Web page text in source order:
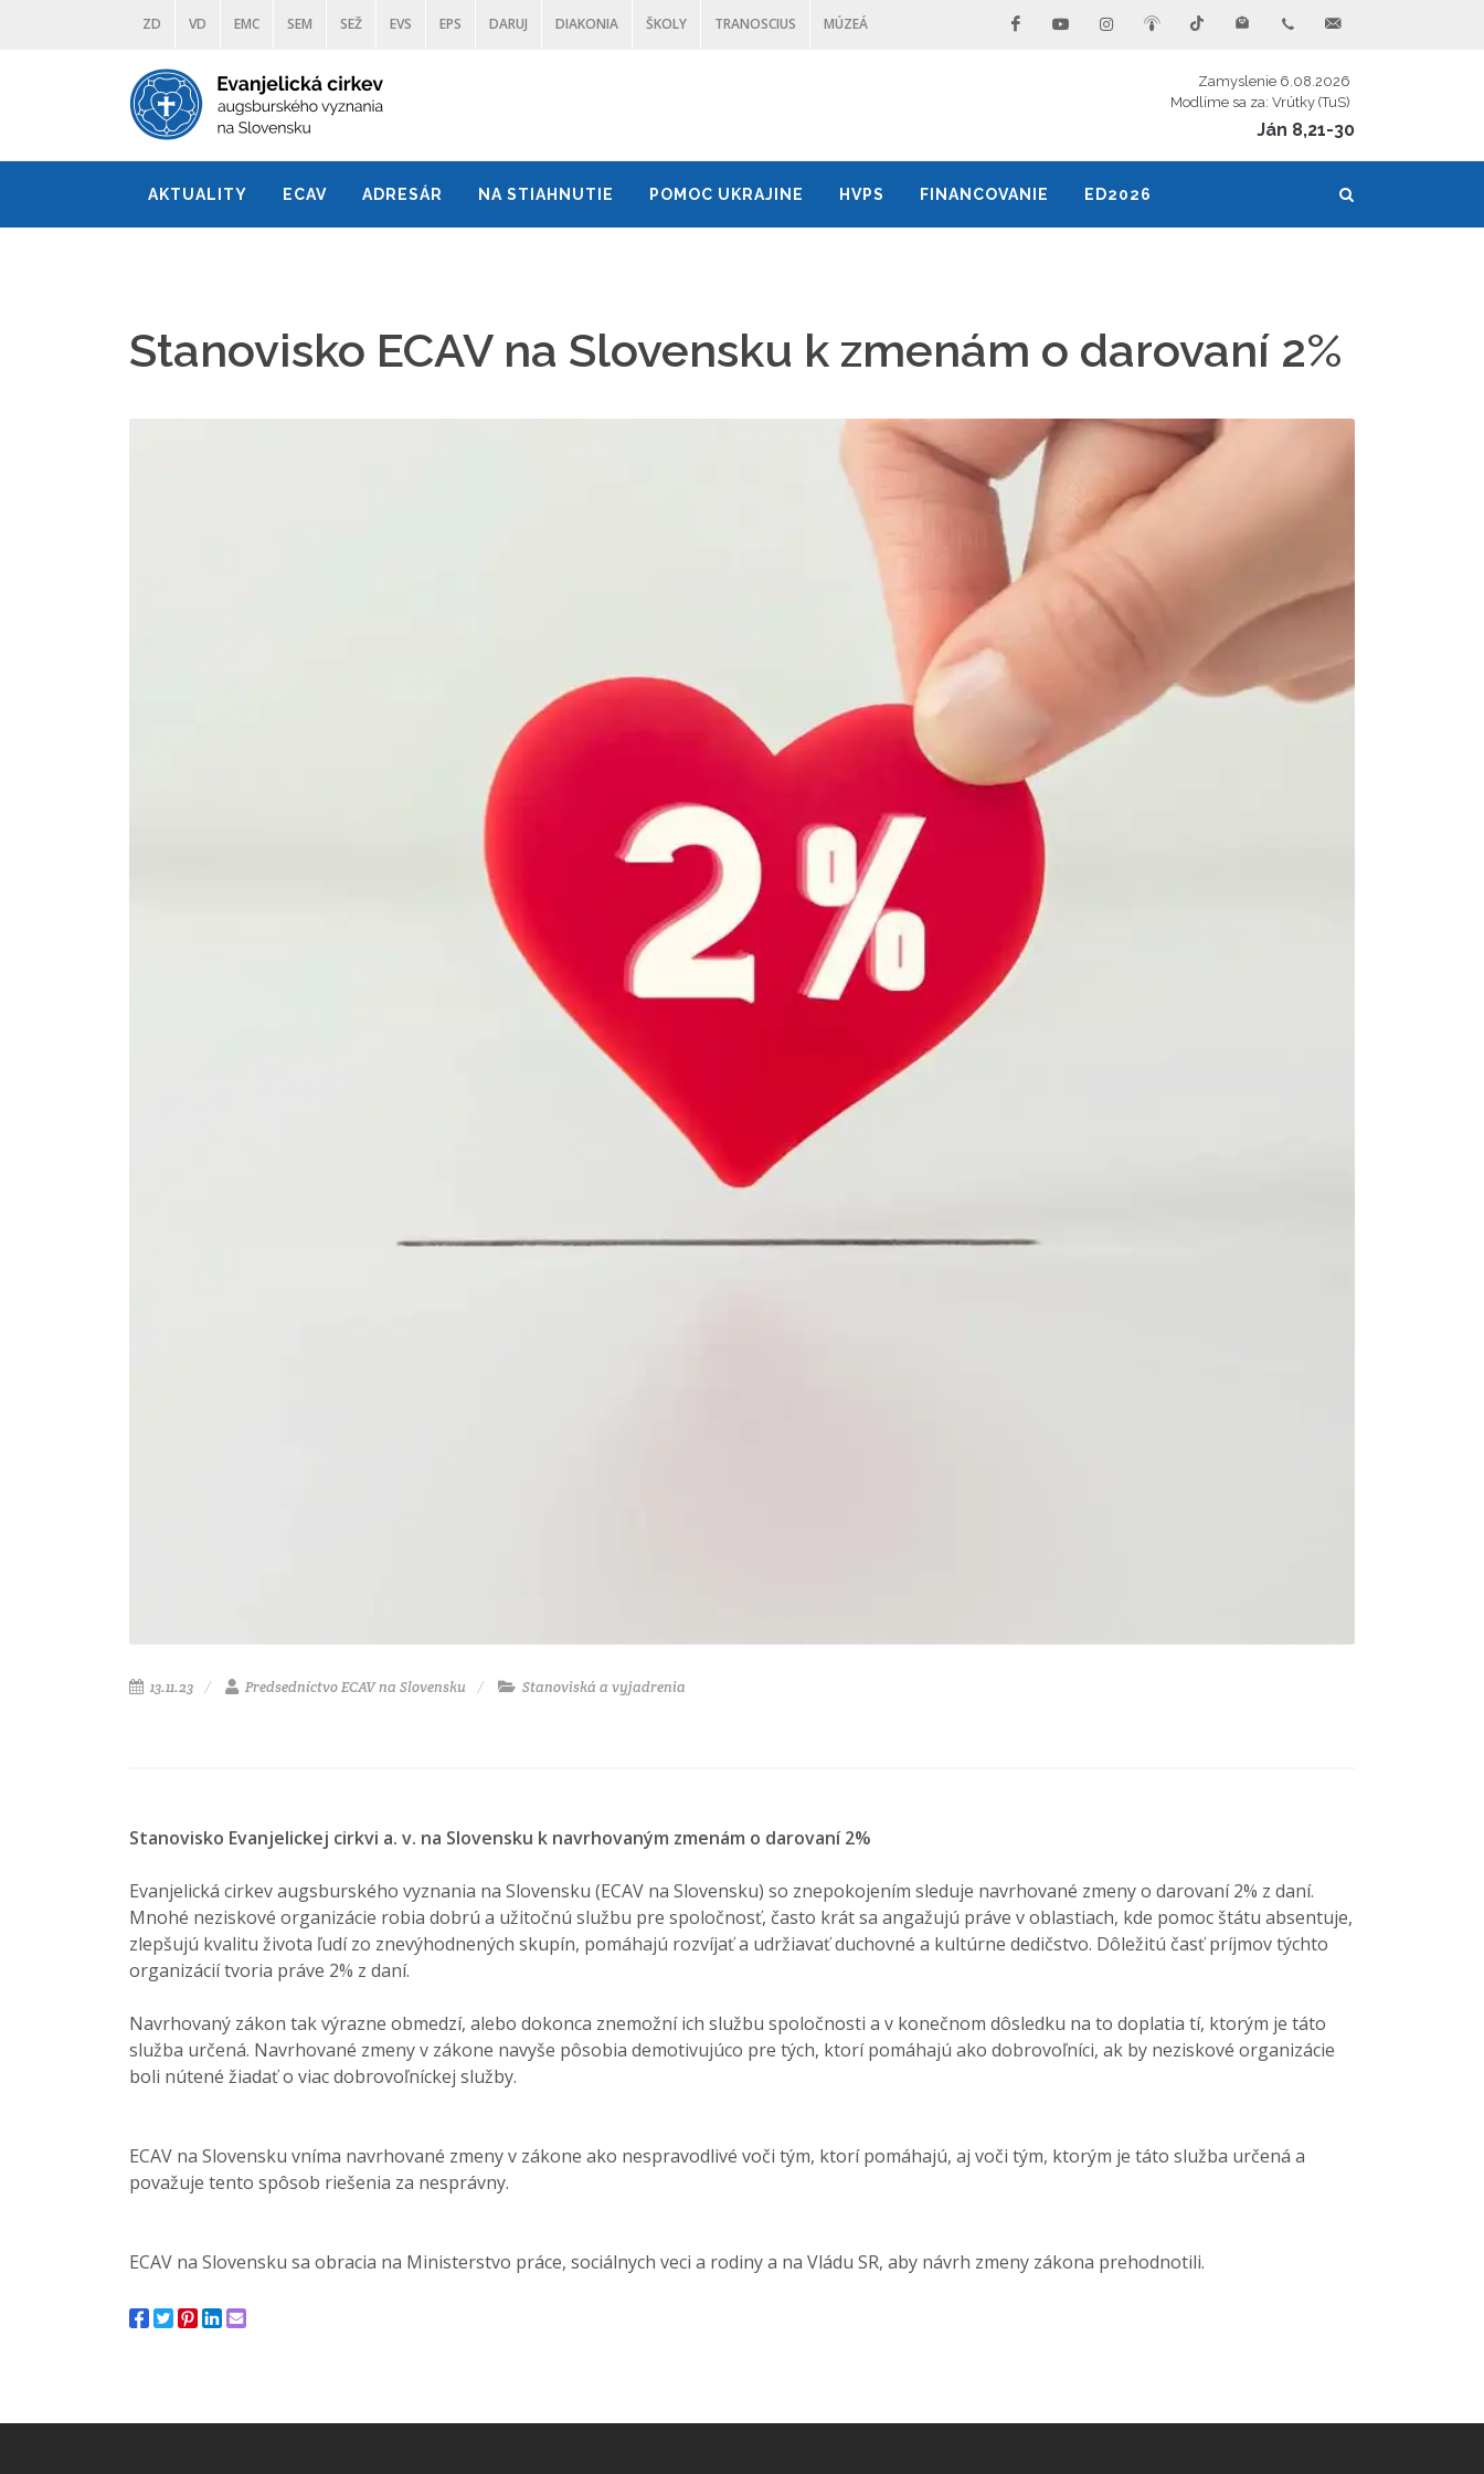
ZD VD EMC SEM SEŽ EVS EPS DARUJ DIAKONIA ŠKOLY TRANOSCIUS MÚZEÁ
Zamyslenie 6.08.2026
Modlíme sa za: Vrútky (TuS)
Ján 8,21-30
AKTUALITY ECAV ADRESÁR NA STIAHNUTIE POMOC UKRAJINE HVPS FINANCOVANIE ED2026
Stanovisko ECAV na Slovensku k zmenám o darovaní 2%
13.11.23 Predsedníctvo ECAV na Slovensku Stanoviská a vyjadrenia
Stanovisko Evanjelickej cirkvi a. v. na Slovensku k navrhovaným zmenám o darovaní 2%
Evanjelická cirkev augsburského vyznania na Slovensku (ECAV na Slovensku) so znepokojením sleduje navrhované zmeny o darovaní 2% z daní.
Mnohé neziskové organizácie robia dobrú a užitočnú službu pre spoločnosť, často krát sa angažujú práve v oblastiach, kde pomoc štátu absentuje,
zlepšujú kvalitu života ľudí zo znevýhodnených skupín, pomáhajú rozvíjať a udržiavať duchovné a kultúrne dedičstvo. Dôležitú časť príjmov týchto
organizácií tvoria práve 2% z daní.
Navrhovaný zákon tak výrazne obmedzí, alebo dokonca znemožní ich službu spoločnosti a v konečnom dôsledku na to doplatia tí, ktorým je táto
služba určená. Navrhované zmeny v zákone navyše pôsobia demotivujúco pre tých, ktorí pomáhajú ako dobrovoľníci, ak by neziskové organizácie
boli nútené žiadať o viac dobrovoľníckej služby.
ECAV na Slovensku vníma navrhované zmeny v zákone ako nespravodlivé voči tým, ktorí pomáhajú, aj voči tým, ktorým je táto služba určená a
považuje tento spôsob riešenia za nesprávny.
ECAV na Slovensku sa obracia na Ministerstvo práce, sociálnych veci a rodiny a na Vládu SR, aby návrh zmeny zákona prehodnotili.